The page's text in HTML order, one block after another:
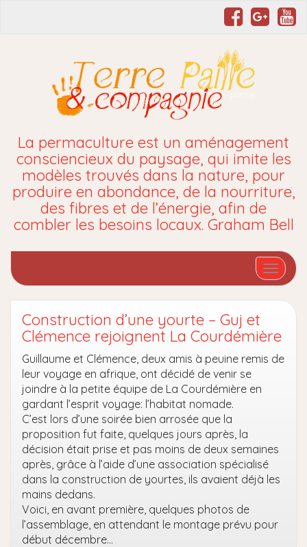
La permaculture est un aménagement
consciencieux du paysage, qui imite les
modèles trouvés dans la nature, pour
produire en abondance, de la nourriture,
des fibres et de l’énergie, afin de
combler les besoins locaux. Graham Bell
Construction d’une yourte – Guj et
Clémence rejoignent La Courdémière
Guillaume et Clémence, deux amis à peuine remis de
leur voyage en afrique, ont décidé de venir se
joindre à la petite équipe de La Courdémière en
gardant l’esprit voyage: l’habitat nomade.
C’est lors d’une soirée bien arrosée que la
proposition fut faite, quelques jours après, la
décision était prise et pas moins de deux semaines
après, grâce à l’aide d’une association spécialisé
dans la construction de yourtes, ils avaient déjà les
mains dedans.
Voici, en avant première, quelques photos de
l’assemblage, en attendant le montage prévu pour
début décembre…